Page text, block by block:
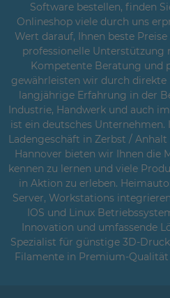
Software bestellen, finden
Onlineshop viele durch uns
Wert darauf, Ihnen beste
professionelle Unterstützung
Kompetente Beratung und
gewährleisten wir durch direkte
langjährige Erfahrung in der
Industrie, Handwerk und auch
ist ein deutsches
Ladengeschäft in Zerbst /
Hannover bieten wir Ihnen die
kennen zu lernen und viele
in Aktion zu erleben.
Server, Workstations
IOS und Linux
Innovation und umfassende
Spezialist für günstige 3D-
Filamente in Premium-Qualität